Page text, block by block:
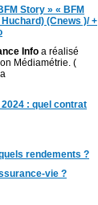
Story » « BFM
Huchard) (Cnews )/ +
Info a réalisé
Médiamétrie. (
: quel contrat
rendements ?
vie ?